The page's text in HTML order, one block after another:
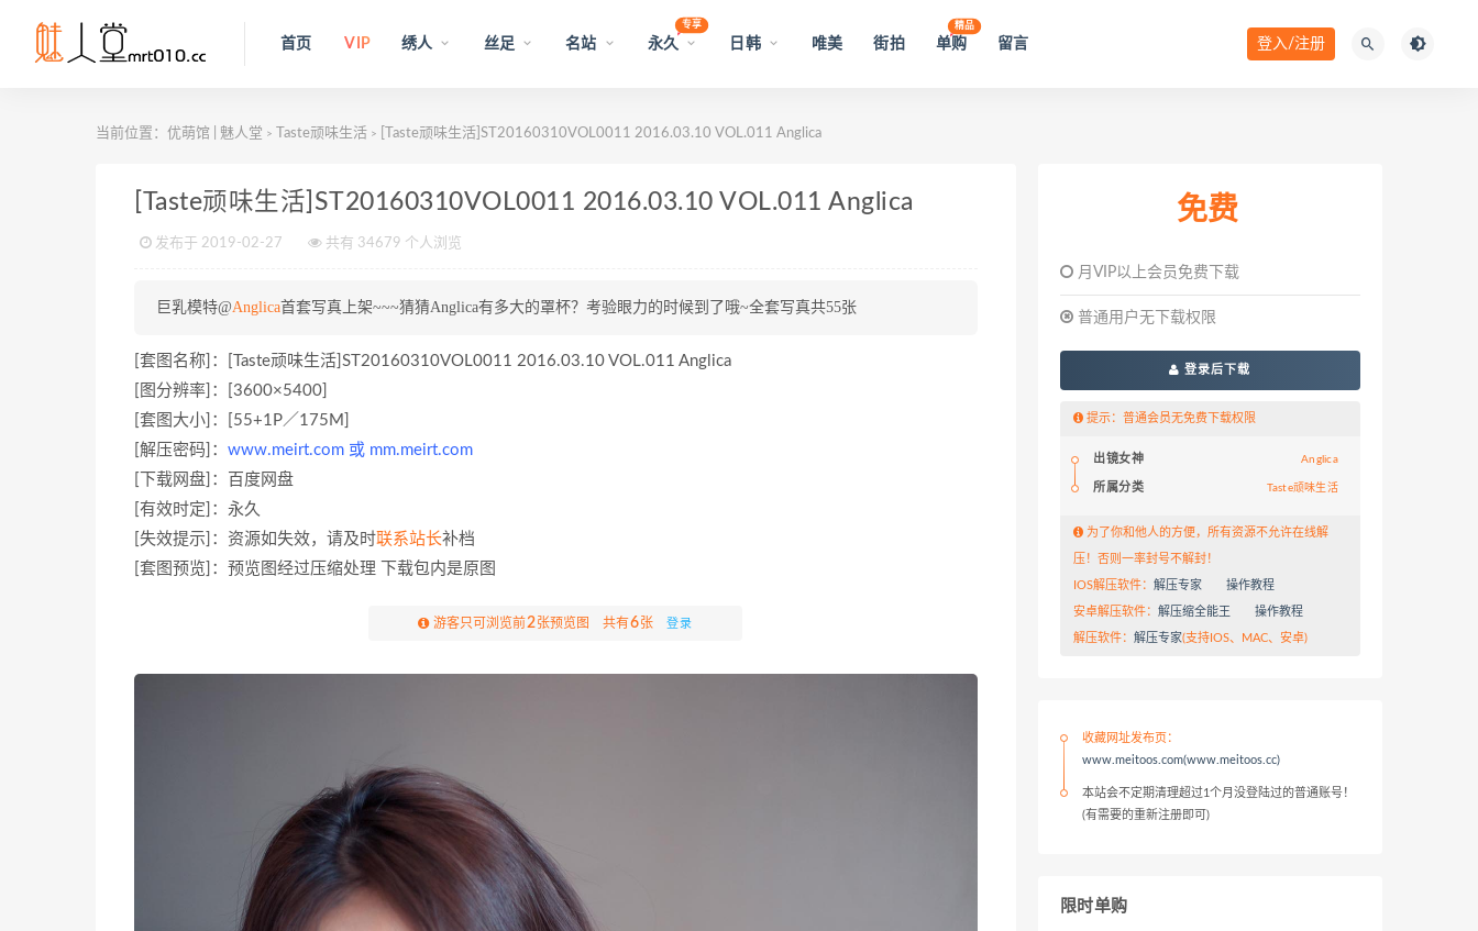
首页 VIP 绣人 丝足 名站 永久
专享
日韩 唯美 街拍 单购
精品
留言 登入/注册
当前位置： 优萌馆 | 魅人堂 > Taste顽味生活 > [Taste顽味生活]ST20160310VOL0011 2016.03.10 VOL.011 Anglica
[Taste顽味生活]ST20160310VOL0011 2016.03.10 VOL.011 Anglica
发布于 2019-02-27 共有 34679 个人浏览
巨乳模特@Anglica首套写真上架~~~猜猜Anglica有多大的罩杯？考验眼力的时候到了哦~全套写真共55张
[套图名称]：[Taste顽味生活]ST20160310VOL0011 2016.03.10 VOL.011 Anglica
[图分辨率]：[3600×5400]
[套图大小]：[55+1P／175M]
[解压密码]： www.meirt.com 或 mm.meirt.com
[下载网盘]：百度网盘
[有效时定]：永久
[失效提示]：资源如失效，请及时联系站长补档
[套图预览]：预览图经过压缩处理 下载包内是原图
游客只可浏览前2张预览图 共有6张登录
免费
月VIP以上会员免费下载
普通用户无下载权限
登录后下载
提示：普通会员无免费下载权限
出镜女神 Anglica
所属分类 Taste顽味生活
为了你和他人的方便，所有资源不允许在线解
压！否则一率封号不解封！
IOS解压软件： 解压专家 操作教程
安卓解压软件： 解压缩全能王 操作教程
解压软件： 解压专家(支持IOS、MAC、安卓)
收藏网址发布页：
www.meitoos.com(www.meitoos.cc)
本站会不定期清理超过1个月没登陆过的普通账号！
(有需要的重新注册即可)
限时单购